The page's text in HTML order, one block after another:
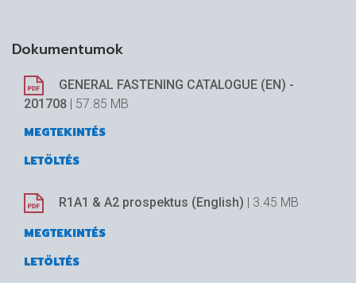
Dokumentumok
GENERAL FASTENING CATALOGUE (EN) -
201708 | 57.85 MB
MEGTEKINTÉS
LETÖLTÉS
R1A1 & A2 prospektus (English) | 3.45 MB
MEGTEKINTÉS
LETÖLTÉS